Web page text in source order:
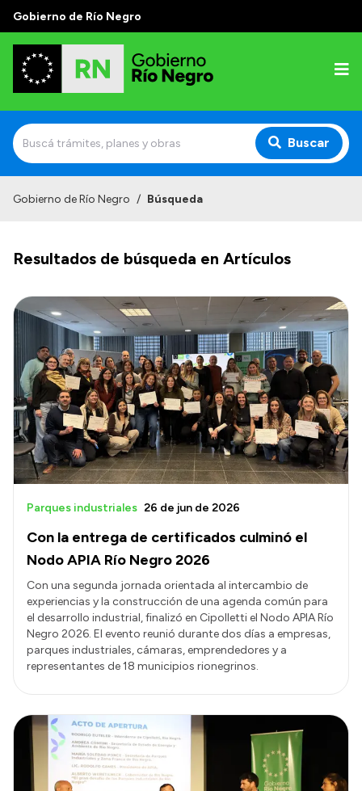
Gobierno de Río Negro
Buscar
Prensa
Autoridades y Organismos
Discursos en la Legislatura
Casa de Gobierno
Acerca de Río Negro
Historia
Geografía
Invertí en Río Negro
Transparencia
Presupuesto
Boletín Oficial
Compras y licitaciones
Consulta de expedientes
Intranet
Login
Gobierno de Río Negro / Búsqueda
Resultados de búsqueda en Artículos
Con la entrega de certificados culminó el
Nodo APIA Río Negro 2026
Parques industriales 26 de jun de 2026
Con una segunda jornada orientada al intercambio de
experiencias y la construcción de una agenda común para
el desarrollo industrial, finalizó en Cipolletti el Nodo APIA Río
Negro 2026. El evento reunió durante dos días a empresas,
parques industriales, cámaras, emprendedores y a
representantes de 18 municipios rionegrinos.